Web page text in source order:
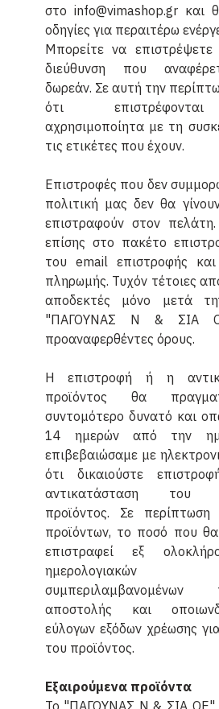
στο info@vimashop.gr και
οδηγίες για περαιτέρω
Μπορείτε να
διεύθυνση που
δωρεάν. Σε αυτή την
ότι επιστρέφονται
αχρησιμοποίητα με τη
τις ετικέτες που έχουν.
Επιστροφές που δεν
πολιτική μας δεν θα
επιστραφούν στον
επίσης στο πακέτο
του email επιστροφής
πληρωμής. Τυχόν τέτοιες
αποδεκτές μόνο μετά
"ΠΑΓΟΥΝΑΣ Ν & ΣΙΑ
προαναφερθέντες όρους.
Η επιστροφή ή η
προϊόντος θα
συντομότερο δυνατό και
14 ημερών από την
επιβεβαιώσαμε με
ότι δικαιούστε
αντικατάσταση του
προϊόντος. Σε περίπτωση
προϊόντων, το ποσό που
επιστραφεί εξ
αποστολής και
εύλογων εξόδων χρέωσης
του προϊόντος.
Εξαιρούμενα προϊόντα
Το "ΠΑΓΟΥΝΑΣ Ν & ΣΙΑ ΟΕ"